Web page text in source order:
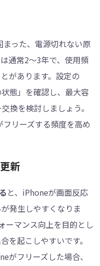
った、電源切れない原
通常2～3年で、使用頻
があります。設定の
態」を確認し、最大容
換を検討しましょう。
リーズする頻度を高め
新
と、iPhoneが画面反応
発生しやすくなりま
ーマンス向上を目的とし
を起こしやすいです。
がフリーズした場合、